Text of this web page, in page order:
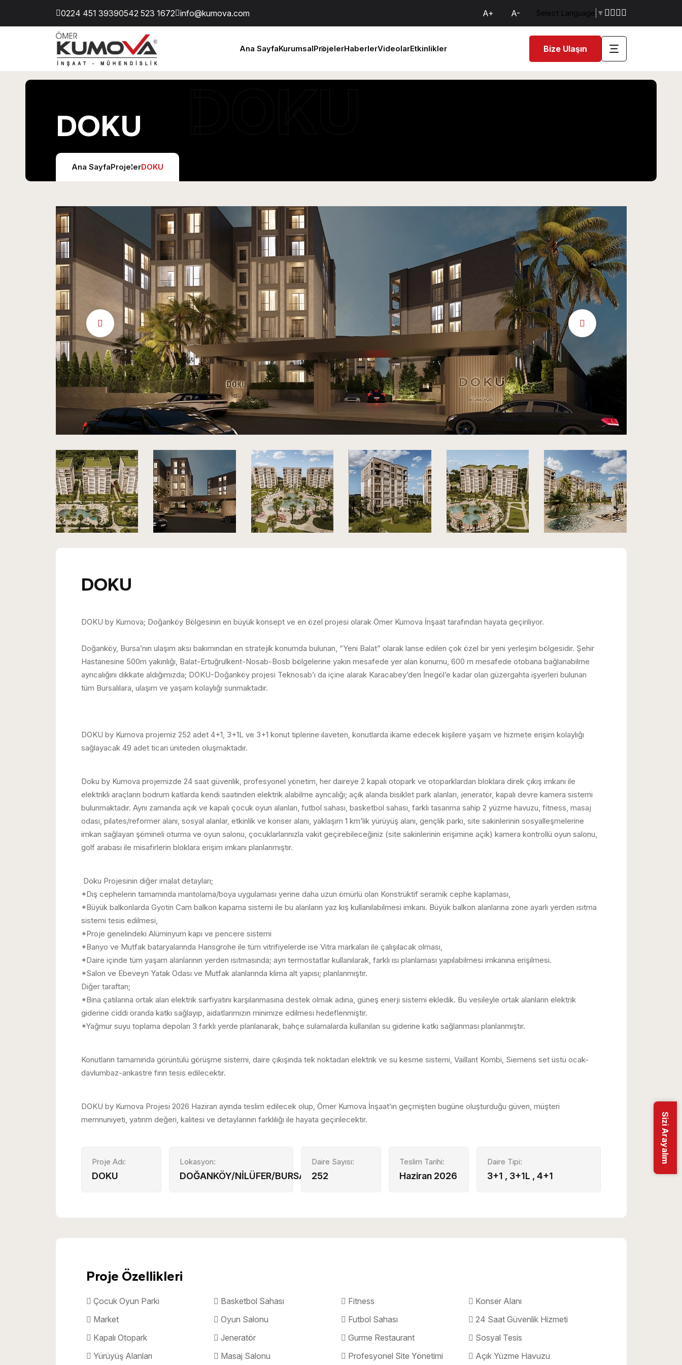
0224 451 39390542 523 1672 info@kumova.com A+ A- Select Language ▼
Ana SayfaKurumsalProjelerHaberlerVideolarEtkinlikler Bize Ulaşın
DOKU
Ana SayfaProjelerDOKU
DOKU
DOKU by Kumova; Doğanköy Bölgesinin en büyük konsept ve en özel projesi olarak Ömer Kumova İnşaat tarafından hayata geçiriliyor.
Doğanköy, Bursa’nın ulaşım aksı bakımından en stratejik konumda bulunan, “Yeni Balat” olarak lanse edilen çok özel bir yeni yerleşim bölgesidir. Şehir
Hastanesine 500m yakınlığı, Balat-Ertuğrulkent-Nosab-Bosb bölgelerine yakın mesafede yer alan konumu, 600 m mesafede otobana bağlanabilme
ayrıcalığını dikkate aldığımızda; DOKU-Doğanköy projesi Teknosab’ı da içine alarak Karacabey’den İnegöl’e kadar olan güzergahta işyerleri bulunan
tüm Bursalılara, ulaşım ve yaşam kolaylığı sunmaktadır.
DOKU by Kumova projemiz 252 adet 4+1, 3+1L ve 3+1 konut tiplerine ilaveten, konutlarda ikame edecek kişilere yaşam ve hizmete erişim kolaylığı
sağlayacak 49 adet ticari üniteden oluşmaktadır.
Doku by Kumova projemizde 24 saat güvenlik, profesyonel yönetim, her daireye 2 kapalı otopark ve otoparklardan bloklara direk çıkış imkanı ile
elektrikli araçların bodrum katlarda kendi saatinden elektrik alabilme ayrıcalığı; açık alanda bisiklet park alanları, jeneratör, kapalı devre kamera sistemi
bulunmaktadır. Aynı zamanda açık ve kapalı çocuk oyun alanları, futbol sahası, basketbol sahası, farklı tasarıma sahip 2 yüzme havuzu, fitness, masaj
odası, pilates/reformer alanı, sosyal alanlar, etkinlik ve konser alanı, yaklaşım 1 km’lik yürüyüş alanı, gençlik parkı, site sakinlerinin sosyalleşmelerine
imkan sağlayan şömineli oturma ve oyun salonu, çocuklarlarınızla vakit geçirebileceğiniz (site sakinlerinin erişimine açık) kamera kontrollü oyun salonu,
golf arabası ile misafirlerin bloklara erişim imkanı planlanmıştır.
Doku Projesinin diğer imalat detayları;
*Dış cephelerin tamamında mantolama/boya uygulaması yerine daha uzun ömürlü olan Konstrüktif seramik cephe kaplaması,
*Büyük balkonlarda Gyotin Cam balkon kapama sistemi ile bu alanların yaz kış kullanılabilmesi imkanı. Büyük balkon alanlarına zone ayarlı yerden ısıtma
sistemi tesis edilmesi,
*Proje genelindeki Alüminyum kapı ve pencere sistemi
*Banyo ve Mutfak bataryalarında Hansgrohe ile tüm vitrifiyelerde ise Vitra markaları ile çalışılacak olması,
*Daire içinde tüm yaşam alanlarının yerden ısıtmasında; ayrı termostatlar kullanılarak, farklı ısı planlaması yapılabilmesi imkanına erişilmesi.
*Salon ve Ebeveyn Yatak Odası ve Mutfak alanlarında klima alt yapısı; planlanmıştır.
Diğer taraftan;
*Bina çatılarına ortak alan elektrik sarfiyatını karşılanmasına destek olmak adına, güneş enerji sistemi ekledik. Bu vesileyle ortak alanların elektrik
giderine ciddi oranda katkı sağlayıp, aidatlarımızın minimize edilmesi hedeflenmiştir.
*Yağmur suyu toplama depoları 3 farklı yerde planlanarak, bahçe sulamalarda kullanılan su giderine katkı sağlanması planlanmıştır.
Konutların tamamında görüntülü görüşme sistemi, daire çıkışında tek noktadan elektrik ve su kesme sistemi, Vaillant Kombi, Siemens set üstü ocak-
davlumbaz-ankastre fırın tesis edilecektir.
DOKU by Kumova Projesi 2026 Haziran ayında teslim edilecek olup, Ömer Kumova İnşaat’ın geçmişten bugüne oluşturduğu güven, müşteri
memnuniyeti, yatırım değeri, kalitesi ve detaylarının farklılığı ile hayata geçirilecektir.
Proje Adı:
DOKU
Lokasyon:
DOĞANKÖY/NİLÜFER/BURSA
Daire Sayısı:
252
Teslim Tarihi:
Haziran 2026
Daire Tipi:
3+1 , 3+1L , 4+1
Proje Özellikleri
Çocuk Oyun Parkı Basketbol Sahası Fitness
Konser Alanı
Market
Oyun Salonu Futbol Sahası
24 Saat Güvenlik Hizmeti
Kapalı Otopark
Jeneratör Gurme Restaurant
Sosyal Tesis
Yürüyüş Alanları
Masaj Salonu Profesyonel Site Yönetimi
Açık Yüzme Havuzu
Sizi Arayalım